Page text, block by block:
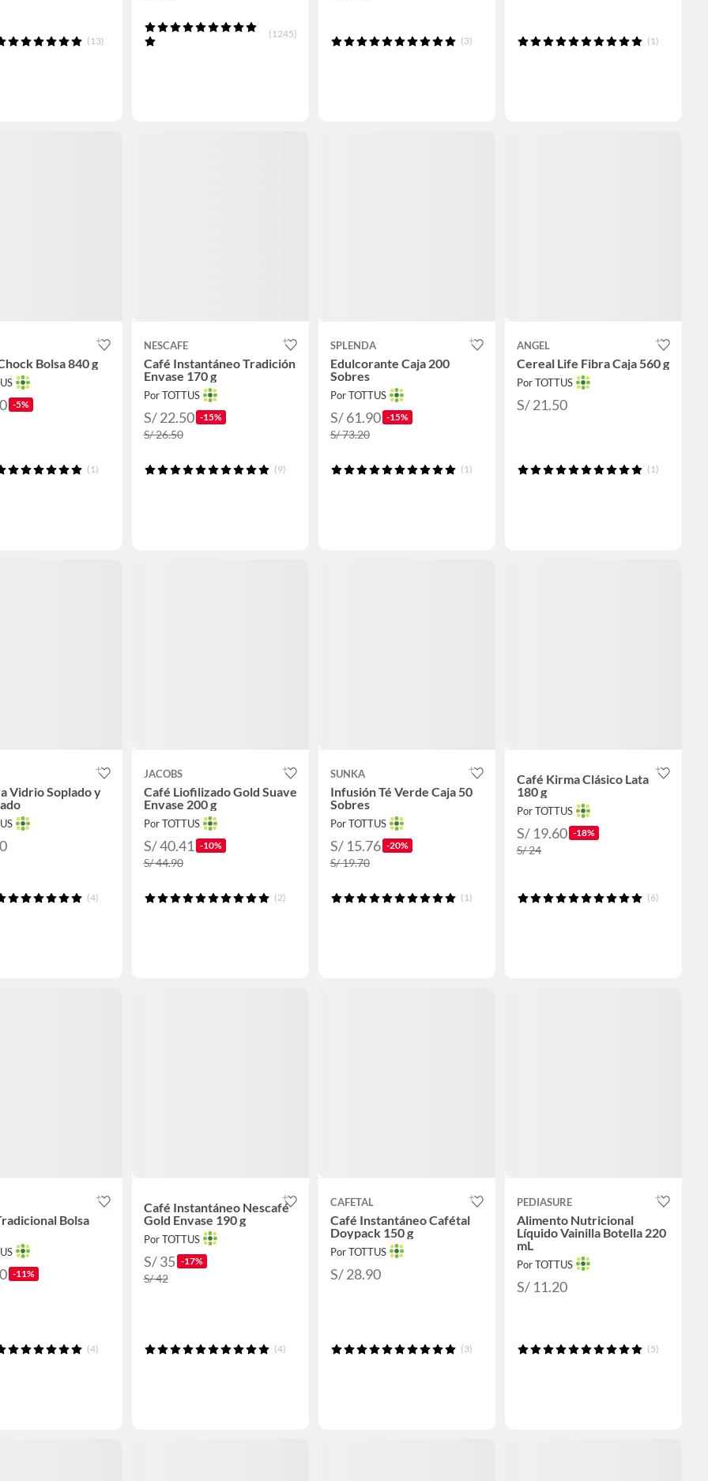
(13)
(1245)
(3) (1)
Bolsa 840 g
-5%
(1)
NESCAFE
Café Instantáneo Tradición
Envase 170 g
Por TOTTUS
S/ 22.50 -15%
S/ 26.50
(9)
SPLENDA
Edulcorante Caja 200
Sobres
Por TOTTUS
S/ 61.90 -15%
S/ 73.20
(1)
ANGEL
Cereal Life Fibra Caja 560 g
Por TOTTUS
S/ 21.50
(1)
Vidrio Soplado y
(4)
JACOBS
Café Liofilizado Gold Suave
Envase 200 g
Por TOTTUS
S/ 40.41 -10%
S/ 44.90
(2)
SUNKA
Infusión Té Verde Caja 50
Sobres
Por TOTTUS
S/ 15.76 -20%
S/ 19.70
(1)
Café Kirma Clásico Lata
180 g
Por TOTTUS
S/ 19.60 -18%
S/ 24
(6)
Bolsa
-11%
(4)
Café Instantáneo Nescafé
Gold Envase 190 g
Por TOTTUS
S/ 35 -17%
S/ 42
(4)
CAFETAL
Café Instantáneo Cafétal
Doypack 150 g
Por TOTTUS
S/ 28.90
(3)
PEDIASURE
Alimento Nutricional
Líquido Vainilla Botella 220
mL
Por TOTTUS
S/ 11.20
(5)